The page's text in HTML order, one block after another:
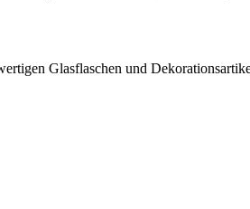
Glasflaschen und